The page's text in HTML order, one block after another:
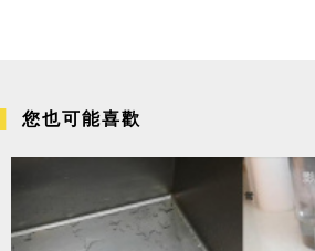
您也可能喜歡